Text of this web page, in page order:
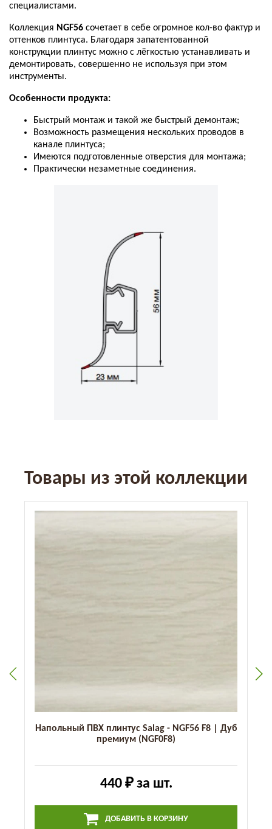
специалистами.
Коллекция NGF56 сочетает в себе огромное кол-во фактур и
оттенков плинтуса. Благодаря запатентованной
конструкции плинтус можно с лёгкостью устанавливать и
демонтировать, совершенно не используя при этом
инструменты.
Особенности продукта:
Быстрый монтаж и такой же быстрый демонтаж;
Возможность размещения нескольких проводов в
канале плинтуса;
Имеются подготовленные отверстия для монтажа;
Практически незаметные соединения.
Товары из этой коллекции
Напольный ПВХ плинтус Salag - NGF56 F8 | Дуб
премиум (NGF0F8)
440 ₽за шт.
ДОБАВИТЬ В КОРЗИНУ